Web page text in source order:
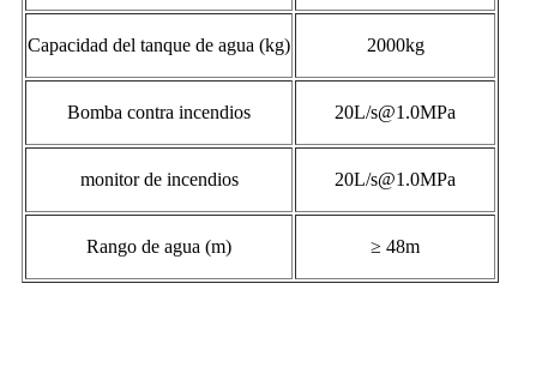
Capacidad del tanque de agua (kg) 2000kg
Bomba contra incendios 20L/s@1.0MPa
monitor de incendios 20L/s@1.0MPa
Rango de agua (m) ≥ 48m